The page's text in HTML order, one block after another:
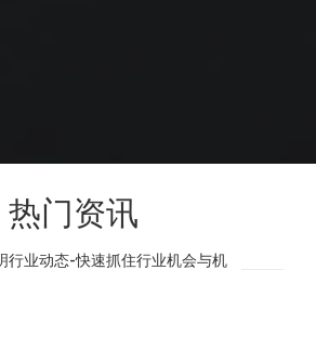
热门资讯
行业动态-快速抓住行业机会与机